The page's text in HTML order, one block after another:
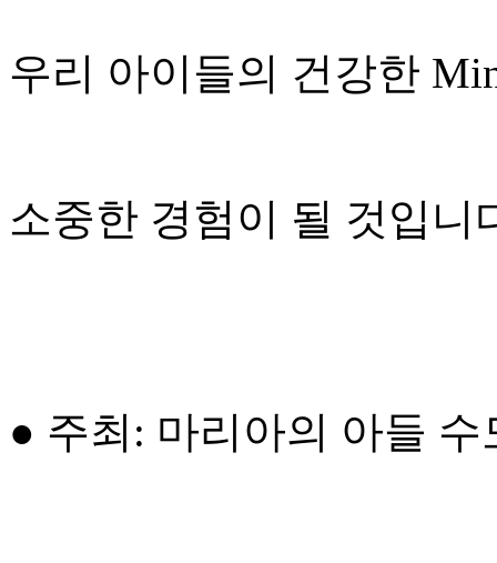
우리 아이들의 건강한
소중한 경험이 될 것입니
● 주최: 마리아의 아들 수